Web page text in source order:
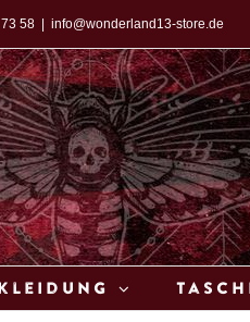
58 info@wonderland13-store.de